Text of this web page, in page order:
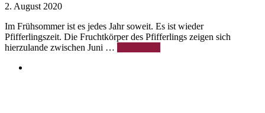
2. August 2020
Im Frühsommer ist es jedes Jahr soweit. Es ist wieder
Pfifferlingszeit. Die Fruchtkörper des Pfifferlings zeigen sich
hierzulande zwischen Juni …